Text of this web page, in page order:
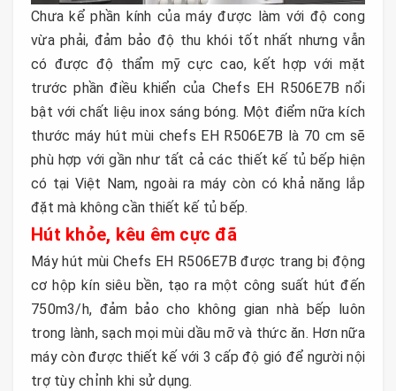
Chưa kể phần kính của máy được làm với độ cong
vừa phải, đảm bảo độ thu khói tốt nhất nhưng vẫn
có được độ thẩm mỹ cực cao, kết hợp với mặt
trước phần điều khiển của Chefs EH R506E7B nổi
bật với chất liệu inox sáng bóng. Một điểm nữa kích
thước máy hút mùi chefs EH R506E7B là 70 cm sẽ
phù hợp với gần như tất cả các thiết kế tủ bếp hiện
có tại Việt Nam, ngoài ra máy còn có khả năng lắp
đặt mà không cần thiết kế tủ bếp.
Hút khỏe, kêu êm cực đã
Máy hút mùi Chefs EH R506E7B được trang bị động
cơ hộp kín siêu bền, tạo ra một công suất hút đến
750m3/h, đảm bảo cho không gian nhà bếp luôn
trong lành, sạch mọi mùi dầu mỡ và thức ăn. Hơn nữa
máy còn được thiết kế với 3 cấp độ gió để người nội
trợ tùy chỉnh khi sử dụng.